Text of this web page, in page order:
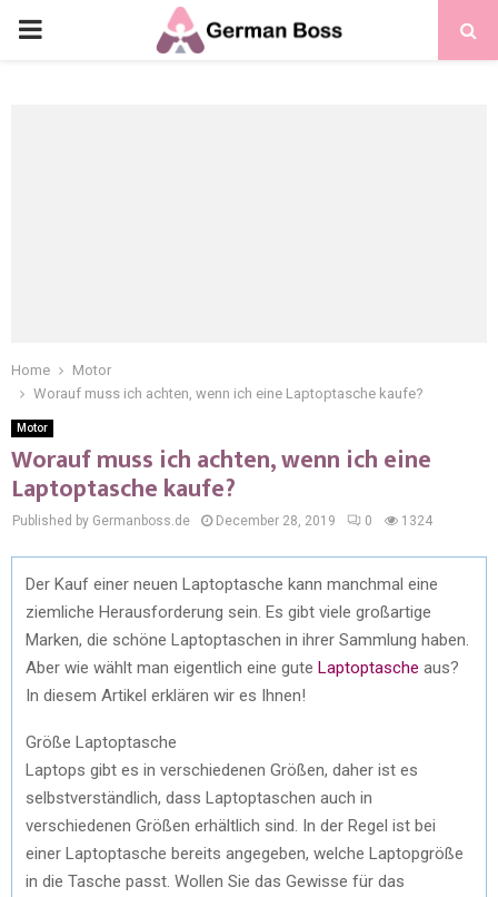
Home
Motor
Worauf muss ich achten, wenn ich eine Laptoptasche kaufe?
Motor
Worauf muss ich achten, wenn ich eine
Laptoptasche kaufe?
Published by Germanboss.de December 28, 2019 0 1324
Der Kauf einer neuen Laptoptasche kann manchmal eine
ziemliche Herausforderung sein. Es gibt viele großartige
Marken, die schöne Laptoptaschen in ihrer Sammlung haben.
Aber wie wählt man eigentlich eine gute Laptoptasche aus?
In diesem Artikel erklären wir es Ihnen!
Größe Laptoptasche
Laptops gibt es in verschiedenen Größen, daher ist es
selbstverständlich, dass Laptoptaschen auch in
verschiedenen Größen erhältlich sind. In der Regel ist bei
einer Laptoptasche bereits angegeben, welche Laptopgröße
in die Tasche passt. Wollen Sie das Gewisse für das